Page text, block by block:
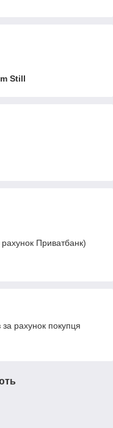
Still
Приватбанк)
рахунок покупця